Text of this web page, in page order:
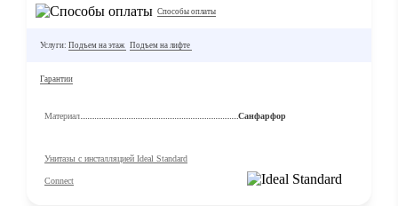
Способы оплаты
Услуги: Подъем на этаж Подъем на лифте
Гарантии
Материал Санфарфор
Унитазы с инсталляцией Ideal Standard
Connect